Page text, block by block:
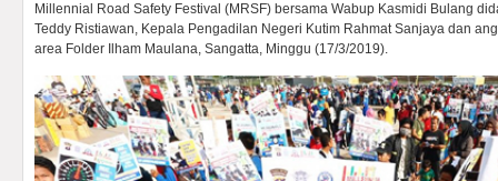
Millennial Road Safety Festival (MRSF) bersama Wabup Kasmidi Bulang
Teddy Ristiawan, Kepala Pengadilan Negeri Kutim Rahmat Sanjaya dan
area Folder Ilham Maulana, Sangatta, Minggu (17/3/2019).